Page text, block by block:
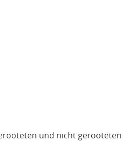
und nicht gerooteten